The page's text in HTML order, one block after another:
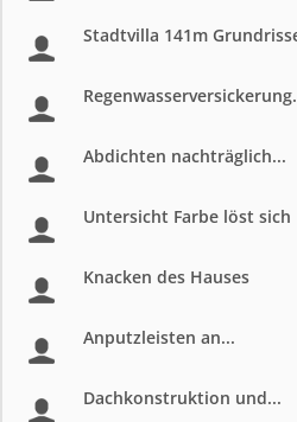
Stadtvilla 141m
Abdichten nachträglich...
Untersicht Farbe löst sich
Knacken des Hauses
Anputzleisten an...
Dachkonstruktion und...